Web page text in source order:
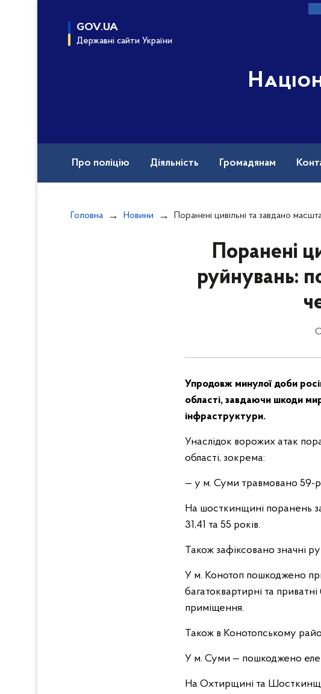
GOV.UA
Державні сайти України
Про поліцію Діяльність Громадянам
Головна Новини Поранені цивільні та завдано масштабних руйнувань: поліція Сумщини фіксує наслідки
Поранені
руйнувань:
Упродовж минулої доби
області, завдаючи шкоди
інфраструктури.
Унаслідок ворожих атак
області, зокрема:
— у м. Суми травмовано 59-
На шосткинщині поранень
31,41 та 55 років.
Також зафіксовано значні
У м. Конотоп пошкоджено
багатоквартирні та
приміщення.
Також в Конотопському
У м. Суми — пошкоджено
На Охтирщині та